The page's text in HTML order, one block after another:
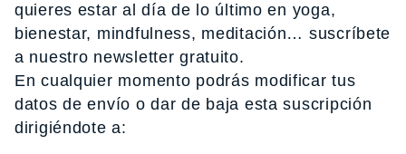
quieres estar al día de lo último en yoga,
bienestar, mindfulness, meditación… suscríbete
a nuestro newsletter gratuito.
En cualquier momento podrás modificar tus
datos de envío o dar de baja esta suscripción
dirigiéndote a: